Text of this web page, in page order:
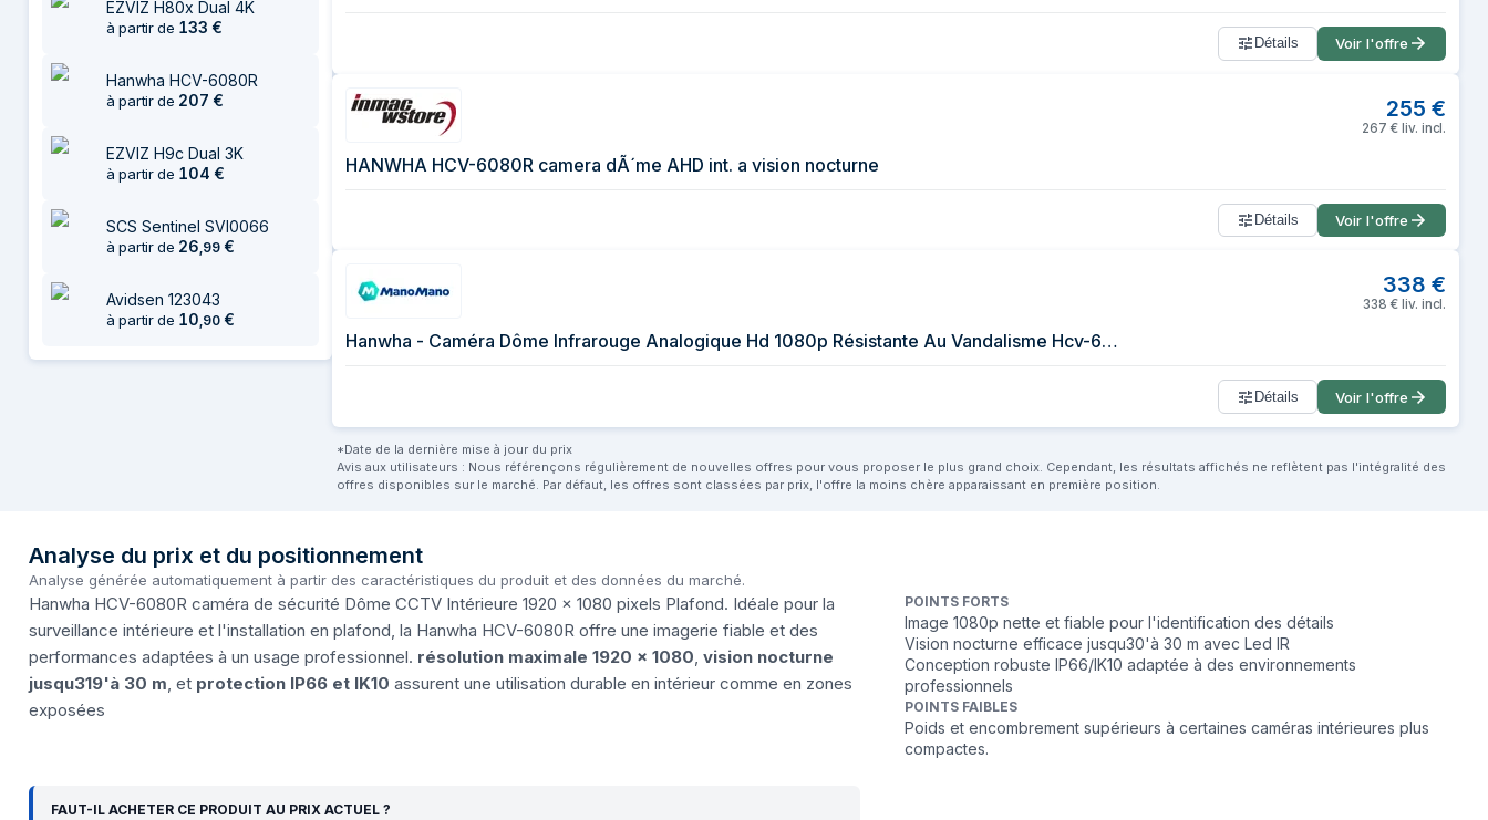
EZVIZ H80x Dual 4K
à partir de 133 €
Hanwha HCV-6080R
à partir de 207 €
EZVIZ H9c Dual 3K
à partir de 104 €
SCS Sentinel SVI0066
à partir de 26,99 €
Avidsen 123043
à partir de 10,90 €
Détails Voir l'offre
255 €
267 € liv. incl.
HANWHA HCV-6080R camera dÃ´me AHD int. a vision nocturne
Détails Voir l'offre
338 €
338 € liv. incl.
Hanwha - Caméra Dôme Infrarouge Analogique Hd 1080p Résistante Au Vandalisme Hcv-6080r
Détails Voir l'offre
*Date de la dernière mise à jour du prix
Avis aux utilisateurs : Nous référençons régulièrement de nouvelles offres pour vous proposer le plus grand choix. Cependant, les résultats affichés ne reflètent pas l'intégralité des
offres disponibles sur le marché. Par défaut, les offres sont classées par prix, l'offre la moins chère apparaissant en première position.
Analyse du prix et du positionnement
Analyse générée automatiquement à partir des caractéristiques du produit et des données du marché.
Hanwha HCV-6080R caméra de sécurité Dôme CCTV Intérieure 1920 x 1080 pixels Plafond. Idéale pour la
surveillance intérieure et l'installation en plafond, la Hanwha HCV-6080R offre une imagerie fiable et des
performances adaptées à un usage professionnel. résolution maximale 1920 x 1080, vision nocturne
jusqu319'à 30 m, et protection IP66 et IK10 assurent une utilisation durable en intérieur comme en zones
exposées
POINTS FORTS
Image 1080p nette et fiable pour l'identification des détails
Vision nocturne efficace jusqu30'à 30 m avec Led IR
Conception robuste IP66/IK10 adaptée à des environnements
professionnels
POINTS FAIBLES
Poids et encombrement supérieurs à certaines caméras intérieures plus
compactes.
FAUT-IL ACHETER CE PRODUIT AU PRIX ACTUEL ?